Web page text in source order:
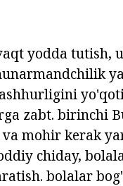
yodda
zabt. birinchi
mohir kerak
chiday,
bolalar